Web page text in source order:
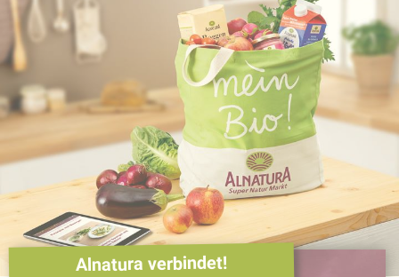
Alnatura verbindet!